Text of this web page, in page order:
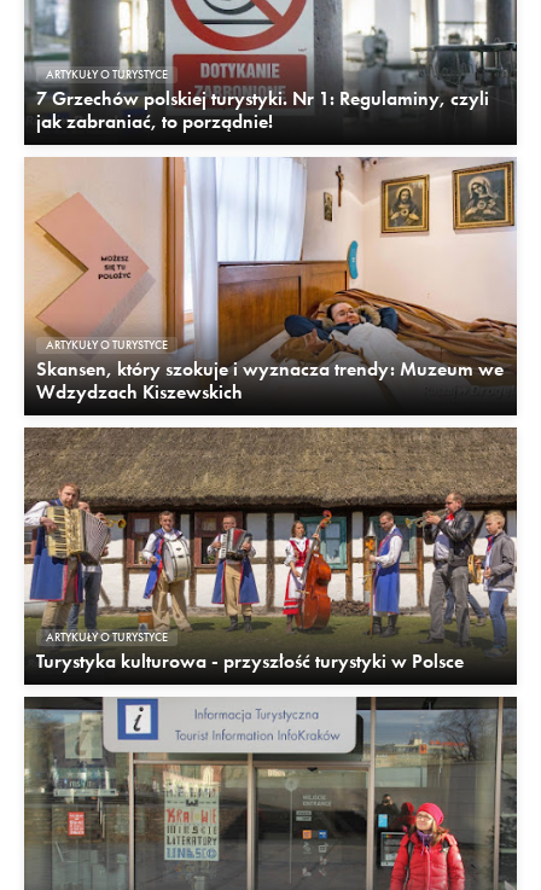
ARTYKUŁY O TURYSTYCE
7 Grzechów polskiej turystyki. Nr 1: Regulaminy, czyli
jak zabraniać, to porządnie!
ARTYKUŁY O TURYSTYCE
Skansen, który szokuje i wyznacza trendy: Muzeum we
Wdzydzach Kiszewskich
ARTYKUŁY O TURYSTYCE
Turystyka kulturowa - przyszłość turystyki w Polsce